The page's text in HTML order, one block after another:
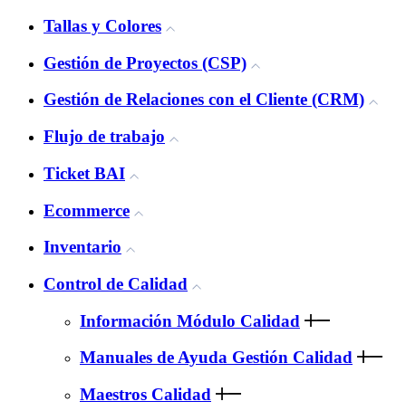
Tallas y Colores
Gestión de Proyectos (CSP)
Gestión de Relaciones con el Cliente (CRM)
Flujo de trabajo
Ticket BAI
Ecommerce
Inventario
Control de Calidad
Información Módulo Calidad
Manuales de Ayuda Gestión Calidad
Maestros Calidad